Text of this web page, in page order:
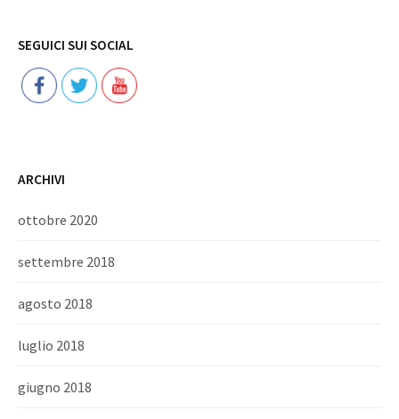
SEGUICI SUI SOCIAL
ARCHIVI
ottobre 2020
settembre 2018
agosto 2018
luglio 2018
giugno 2018